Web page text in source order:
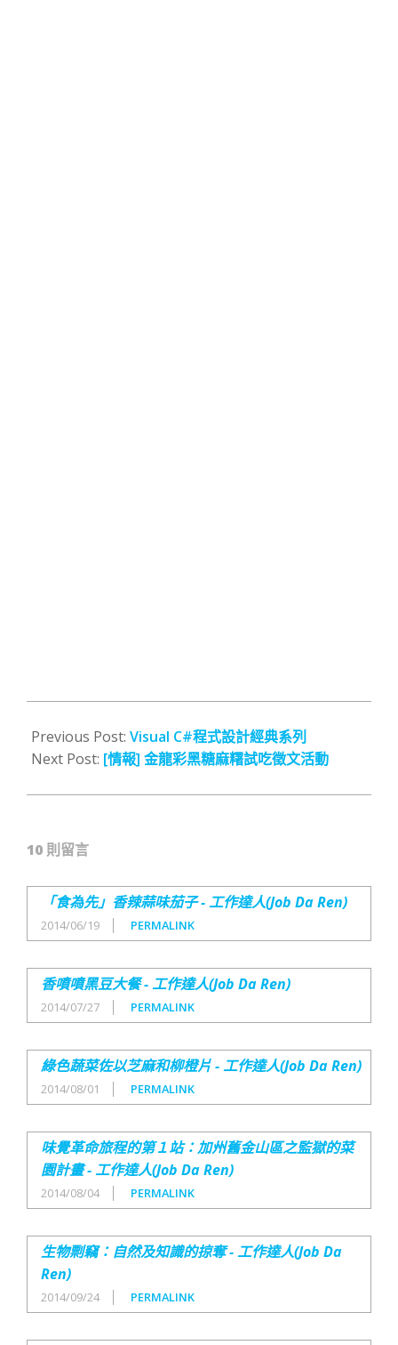
04-
05
Previous Post: Visual C#程式設計經典系列
Next Post: [情報] 金龍彩黑糖麻糬試吃徵文活動
10 則留言
「食為先」香辣蒜味茄子 - 工作達人(Job Da Ren)
2014/06/19 PERMALINK
香噴噴黑豆大餐 - 工作達人(Job Da Ren)
2014/07/27 PERMALINK
綠色蔬菜佐以芝麻和柳橙片 - 工作達人(Job Da Ren)
2014/08/01 PERMALINK
味覺革命旅程的第１站：加州舊金山區之監獄的菜
園計畫 - 工作達人(Job Da Ren)
2014/08/04 PERMALINK
生物剽竊：自然及知識的掠奪 - 工作達人(Job Da
Ren)
2014/09/24 PERMALINK